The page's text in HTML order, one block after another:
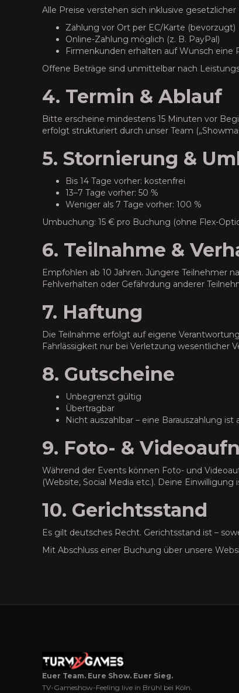
Alle Preise verstehen sich inklusive
Zahlung vor Ort per EC/Karte (bevorzugt)
Online-Zahlung möglich (z. B. PayPal)
Firmenkunden erhalten auf Wunsch eine
Offene Beträge sind unmittelbar nach
4. Termin & Ablauf
Bitte erscheine mindestens 15 Minuten vor
erfolgt strukturiert durch unser Team
5. Stornierung &
Bis 14 Tage vorher: kostenfrei
13–7 Tage vorher: 50 %
Weniger als 7 Tage vorher: 100 %
Umbuchung: 15 € pro Buchung (ohne Flex-
6. Teilnahme &
Empfohlen ab 10 Jahren. Jüngere Teilnehmer
Fehlverhalten oder Gefährdung anderer
7. Haftung
Die Teilnahme erfolgt auf eigene
Fahrlässigkeit nur bei Verletzung wesentlicher
8. Gutscheine
Unbegrenzt gültig
Übertragbar
Nicht auszahlbar – eine Barauszahlung ist
9. Foto- &
Während der Events können Foto- und
(Website, Social Media etc.). Deine
10. Gerichtsstand
Es gilt deutsches Recht. Gerichtsstand ist –
Mit Abschluss einer Buchung über unsere
Euer Team. Eure Show. Euer Sieg.
TV-Gameshow-Feeling live in Brühl bei Köln.